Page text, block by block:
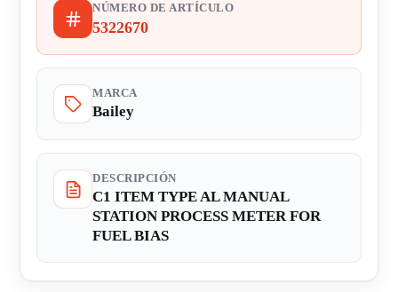
NÚMERO DE ARTÍCULO
5322670
MARCA
Bailey
DESCRIPCIÓN
C1 ITEM TYPE AL MANUAL
STATION PROCESS METER FOR
FUEL BIAS